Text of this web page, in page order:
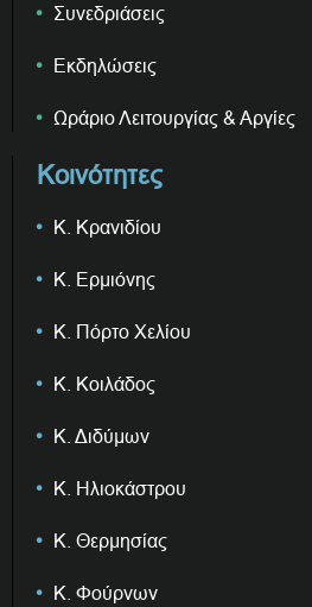
Συνεδριάσεις
Εκδηλώσεις
Ωράριο Λειτουργίας & Αργίες
Κοινότητες
Κ. Κρανιδίου
Κ. Ερμιόνης
Κ. Πόρτο Χελίου
Κ. Κοιλάδος
Κ. Διδύμων
Κ. Ηλιοκάστρου
Κ. Θερμησίας
Κ. Φούρνων